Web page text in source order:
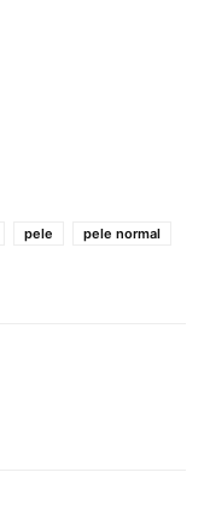
pele
pele normal